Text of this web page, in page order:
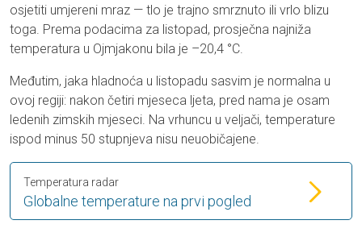
osjetiti umjereni mraz — tlo je trajno smrznuto ili vrlo blizu
toga. Prema podacima za listopad, prosječna najniža
temperatura u Ojmjakonu bila je –20,4 °C.
Međutim, jaka hladnoća u listopadu sasvim je normalna u
ovoj regiji: nakon četiri mjeseca ljeta, pred nama je osam
ledenih zimskih mjeseci. Na vrhuncu u veljači, temperature
ispod minus 50 stupnjeva nisu neuobičajene.
Globalne temperature na prvi pogled
Temperatura radar